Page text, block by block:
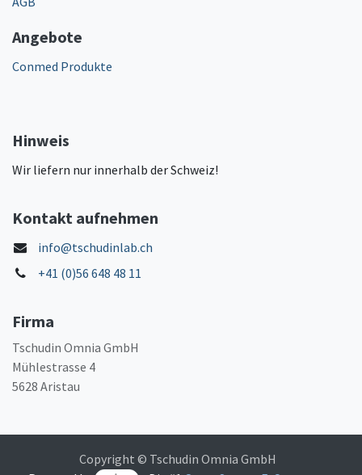
Angebote
Conmed Produkte
Hinweis
Wir liefern nur innerhalb der Schweiz!
Kontakt aufnehmen
info@tschudinlab.ch
+41 (0)56 648 48 11
Firma
Tschudin Omnia GmbH
Mühlestrasse 4
5628 Aristau
Copyright © Tschudin Omnia GmbH